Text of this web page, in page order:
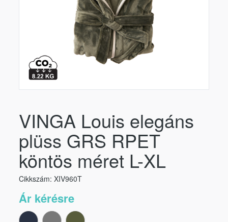
VINGA Louis elegáns
plüss GRS RPET
köntös méret L-XL
Cikkszám: XIV960T
Ár kérésre